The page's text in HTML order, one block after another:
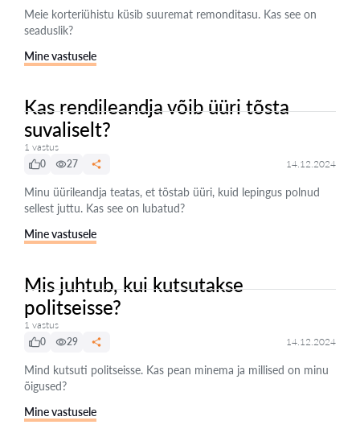
Meie korteriühistu küsib suuremat remonditasu. Kas see on
seaduslik?
Mine vastusele
Kas rendileandja võib üüri tõsta
suvaliselt?
1 vastus
0
27 14.12.2024
Minu üürileandja teatas, et tõstab üüri, kuid lepingus polnud
sellest juttu. Kas see on lubatud?
Mine vastusele
Mis juhtub, kui kutsutakse
politseisse?
1 vastus
0
29 14.12.2024
Mind kutsuti politseisse. Kas pean minema ja millised on minu
õigused?
Mine vastusele